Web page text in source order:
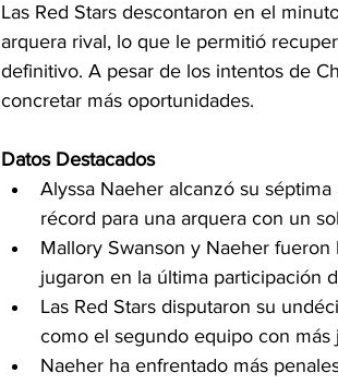
Las Red Stars descontaron en el
arquera rival, lo que le permitió
definitivo. A pesar de los intentos de
concretar más oportunidades.
Datos Destacados
Alyssa Naeher alcanzó su
récord para una arquera con un
Mallory Swanson y Naeher
jugaron en la última participación
Las Red Stars disputaron su
como el segundo equipo con más
Naeher ha enfrentado más